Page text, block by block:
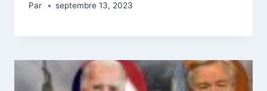
Par septembre 13, 2023